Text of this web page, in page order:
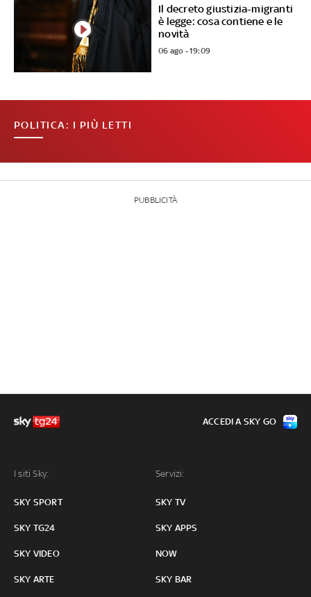
Il decreto giustizia-migranti
è legge: cosa contiene e le
novità
06 ago - 19:09
POLITICA: I PIÙ LETTI
PUBBLICITÀ
I siti Sky:
SKY SPORT
SKY TG24
SKY VIDEO
SKY ARTE
Servizi:
SKY TV
SKY APPS
NOW
SKY BAR
ACCEDI A SKY GO